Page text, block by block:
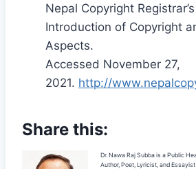
Nepal Copyright
Introduction of Copyright
Aspects.
Accessed November 27,
2021. http://
Share this:
Dr. Nawa Raj Subba is a Public
Author, Poet, Lyricist, and